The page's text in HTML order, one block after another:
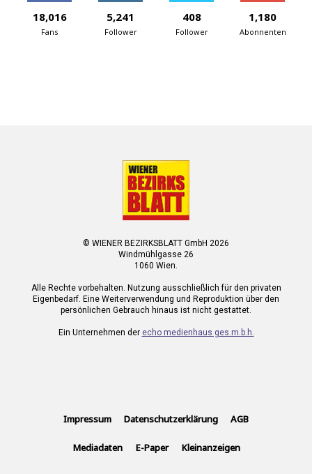
18,016
Fans
5,241
Follower
408
Follower
1,180
Abonnenten
© WIENER BEZIRKSBLATT GmbH 2026
Windmühlgasse 26
1060 Wien.
Alle Rechte vorbehalten. Nutzung ausschließlich für den privaten
Eigenbedarf. Eine Weiterverwendung und Reproduktion über den
persönlichen Gebrauch hinaus ist nicht gestattet.
Ein Unternehmen der echo medienhaus ges.m.b.h.
Impressum Datenschutzerklärung AGB
Mediadaten E-Paper Kleinanzeigen